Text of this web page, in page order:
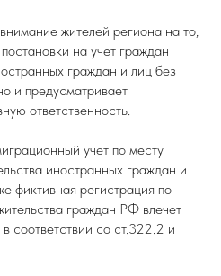
жителей региона на то,
на учет граждан
граждан и лиц без
и предусматривает
ответственность.
учет по месту
иностранных граждан и
фиктивная регистрация по
граждан РФ влечет
соответствии со ст.322.2 и